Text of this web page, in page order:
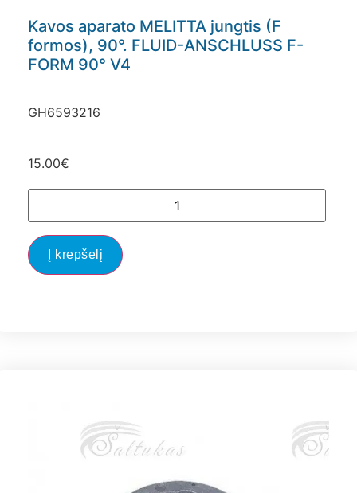
Kavos aparato MELITTA jungtis (F
formos), 90°. FLUID-ANSCHLUSS F-
FORM 90° V4
GH6593216
15.00€
Į krepšelį